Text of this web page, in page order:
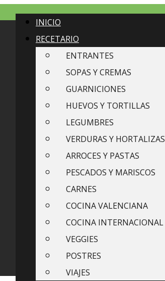
INICIO
RECETARIO
ENTRANTES
SOPAS Y CREMAS
GUARNICIONES
HUEVOS Y TORTILLAS
LEGUMBRES
VERDURAS Y HORTALIZAS
ARROCES Y PASTAS
PESCADOS Y MARISCOS
CARNES
COCINA VALENCIANA
COCINA INTERNACIONAL
VEGGIES
POSTRES
VIAJES